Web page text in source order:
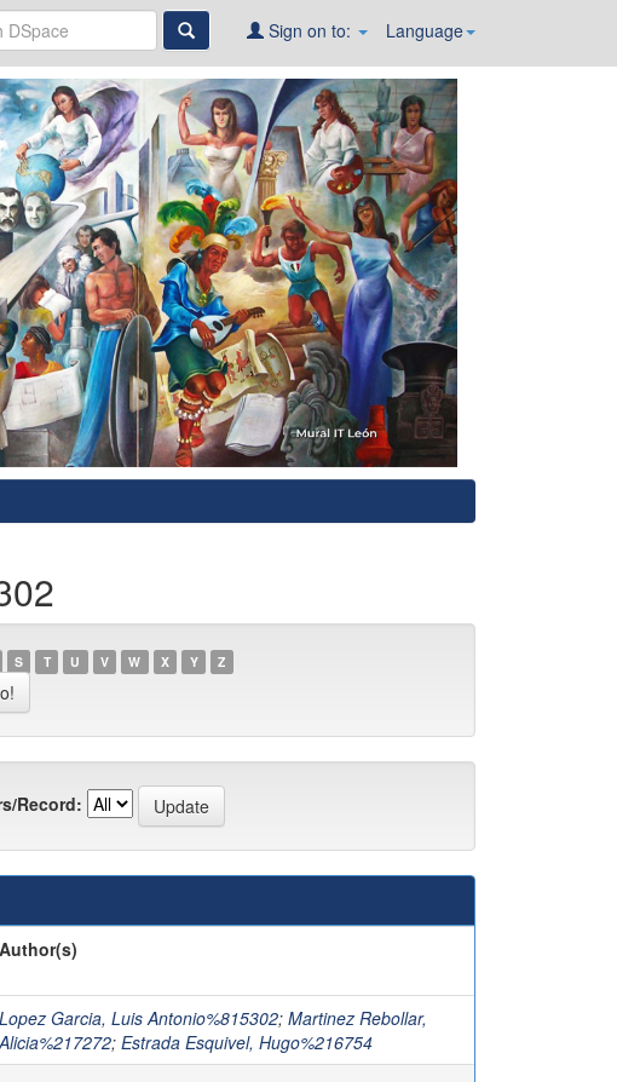
Language
Sign on to:
S T U V W X Y Z
Record:
Author(s)
Lopez Garcia, Luis Antonio%815302; Martinez Rebollar,
Alicia%217272; Estrada Esquivel, Hugo%216754